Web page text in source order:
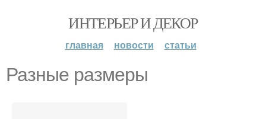
ИНТЕРЬЕР И ДЕКОР
главная новости статьи
Разные размеры